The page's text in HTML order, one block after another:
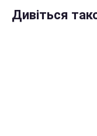
Дивіться